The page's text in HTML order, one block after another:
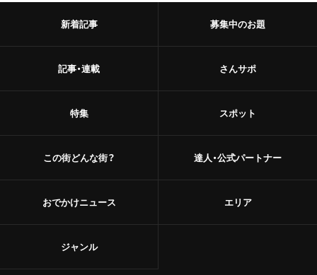
新着記事
記事・連載
特集
この街どんな街？
おでかけニュース
募集中のお題
さんサポ
スポット
達人・公式パートナー
エリア
ジャンル